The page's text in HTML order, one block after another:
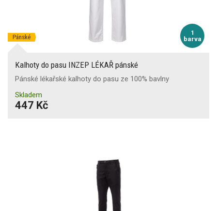
1
barva
Pánské
Kalhoty do pasu INZEP LÉKAŘ pánské
Pánské lékařské kalhoty do pasu ze 100% bavlny
Skladem
447 Kč